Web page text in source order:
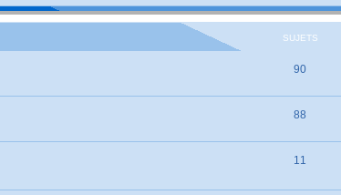
SUJETS
90
88
11